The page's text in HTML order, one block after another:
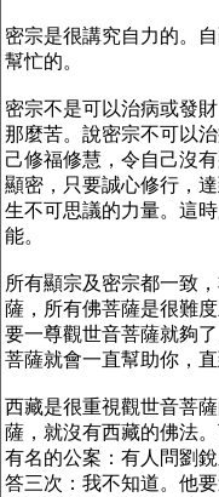
密宗是很講究自力的。
幫忙的。
密宗不是可以治病或發
那麼苦。說密宗不可以
己修福修慧，令自己沒
顯密，只要誠心修行，
生不可思議的力量。這
能。
所有顯宗及密宗都一致
薩，所有佛菩薩是很難
要一尊觀世音菩薩就夠
菩薩就會一直幫助你，
西藏是很重視觀世音菩
薩，就沒有西藏的佛法
有名的公案：有人問劉
答三次：我不知道。他